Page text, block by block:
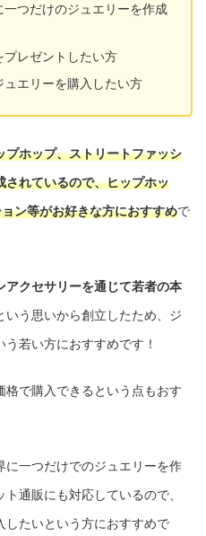
つだけのジュエリーを作成
レゼントしたい方
エリーを購入したい方
プホップ、ストリートファッシ
されているので、ヒップホッ
ン等がお好きな方におすすめで
アクセサリーを通じて若者の本
いう思いから創立したため、ジ
若い方におすすめです！
で購入できるという点もおす
に一つだけでのジュエリーを作
通販にも対応しているので、
したいという方におすすめで